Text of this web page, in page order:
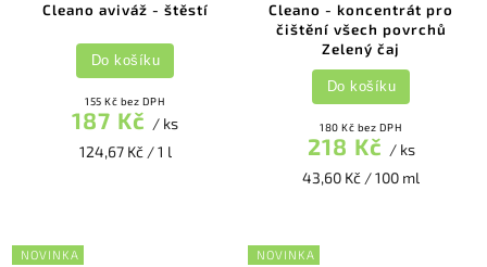
Cleano aviváž - štěstí
155 Kč bez DPH
187 Kč / ks
124,67 Kč / 1 l
Do košíku
Cleano - koncentrát pro
čištění všech povrchů
Zelený čaj
180 Kč bez DPH
218 Kč / ks
43,60 Kč / 100 ml
Do košíku
NOVINKA NOVINKA